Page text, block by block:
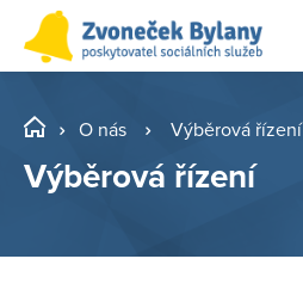
O nás Výběrová řízení
Výběrová řízení